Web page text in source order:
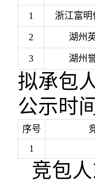
1 浙江富明
2 湖州
3 湖州
拟承包人
公示时
序号
1
竞包